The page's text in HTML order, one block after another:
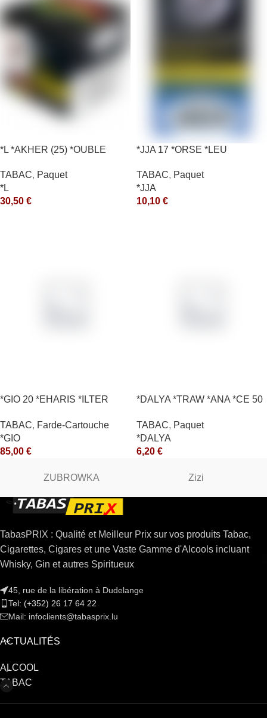
*L *AKHER (25) *OUBLE
TABAC, Paquet
*L
30,50 €
*JJA 17 *ORSE *LEU
TABAC, Paquet
*JJA
10,10 €
*GIO 20 *EHARIS *ILTER
TABAC, Farde-Cartouche
*GIO
85,00 €
*DALYA *TRAW *ANA *CE 50
TABAC, Paquet
*DALYA
6,20 €
ZUBROWKA Zizi
TabasPRIX : Qualité et Meilleur Prix sur vos produits Tabac,
Cigarettes, Cigares et une Vaste Gamme d'Alcools incluant
Whisky, Gin et autres Spiritueux
45, rue de la libération à Dudelange
Tel: (+352) 26 17 64 22
Mail: infoclients@tabasprix.lu
ACTUALITÉS
ALCOOL
TABAC